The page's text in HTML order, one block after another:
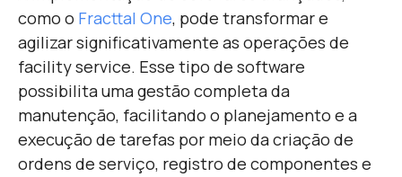
como o Fracttal One, pode transformar e
agilizar significativamente as operações de
facility service. Esse tipo de software
possibilita uma gestão completa da
manutenção, facilitando o planejamento e a
execução de tarefas por meio da criação de
ordens de serviço, registro de componentes e